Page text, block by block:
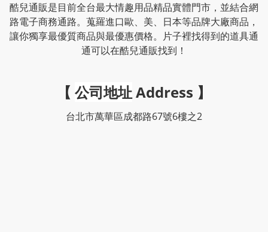
酷兒通販是目前全台最大情趣用品精品實體門市，並結合網
路電子商務通路。蒐羅進口歐、美、日本等品牌大廠商品，
讓你獨享最優質商品與最優惠價格。片子裡找得到的道具通
通可以在酷兒通販找到！
【 公司地址Address 】
台北市萬華區成都路67號6樓之2